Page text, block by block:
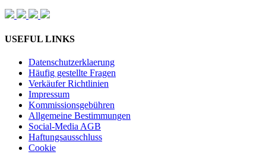
USEFUL LINKS
Datenschutzerklaerung
Häufig gestellte Fragen
Verkäufer Richtlinien
Impressum
Kommissionsgebühren
Allgemeine Bestimmungen
Social-Media AGB
Haftungsausschluss
Cookie